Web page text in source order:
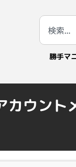
勝手マ
カウント